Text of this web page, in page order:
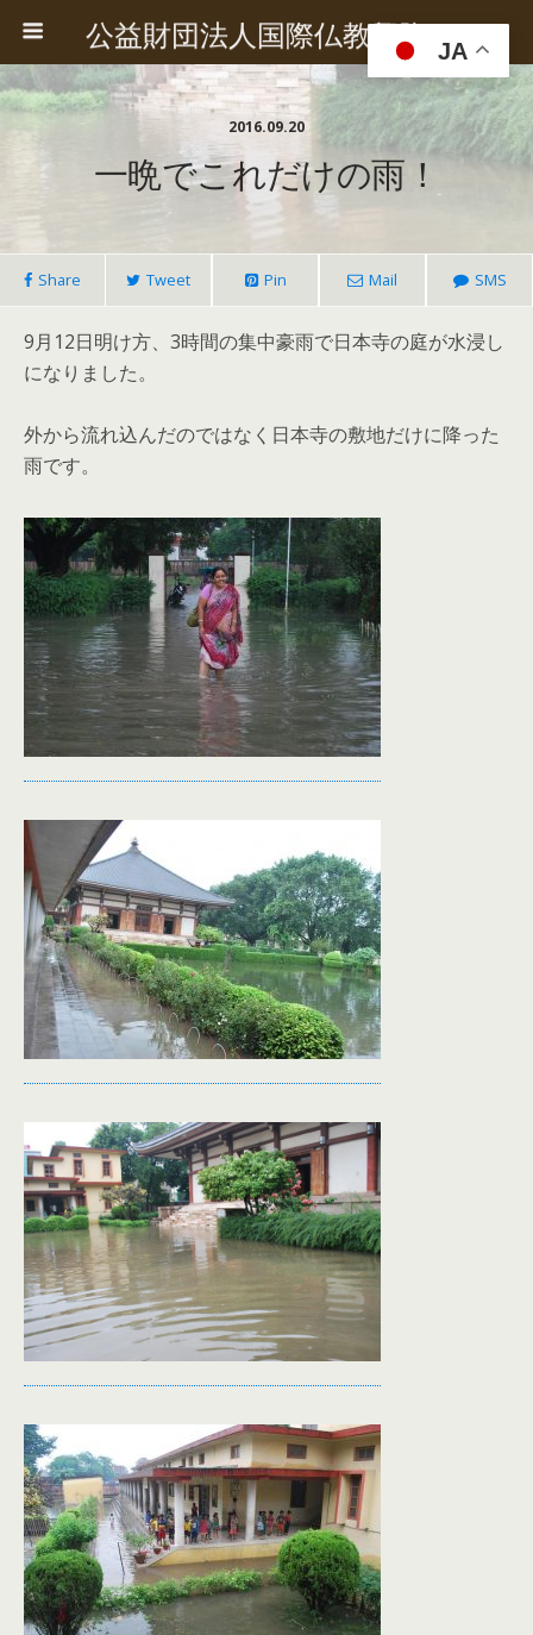
公益財団法人国際仏教興隆協会
2016.09.20
一晩でこれだけの雨！
Share Tweet Pin Mail SMS
9月12日明け方、3時間の集中豪雨で日本寺の庭が水浸し
になりました。
外から流れ込んだのではなく日本寺の敷地だけに降った
雨です。
JA